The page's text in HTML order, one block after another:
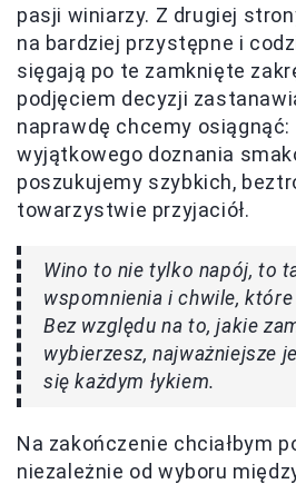
pasji winiarzy. Z drugiej
na bardziej przystępne i
sięgają po te zamknięte
podjęciem decyzji
naprawdę chcemy
wyjątkowego doznania
poszukujemy szybkich,
towarzystwie przyjaciół.
Wino to nie tylko napój, to
wspomnienia i chwile,
Bez względu na to, jakie
wybierzesz, najważniejsze
się każdym łykiem.
Na zakończenie chciałbym
niezależnie od wyboru